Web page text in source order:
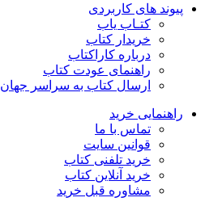
پیوند های کاربردی
کتـاب یاب
خریدار کتاب
درباره کاراکتاب
راهنمای عودت کتاب
ارسال کتاب به سراسر جهان
راهنمایی خرید
تماس با ما
قوانین سایت
خرید تلفنی کتاب
خرید آنلاین کتاب
مشاوره قبل خرید